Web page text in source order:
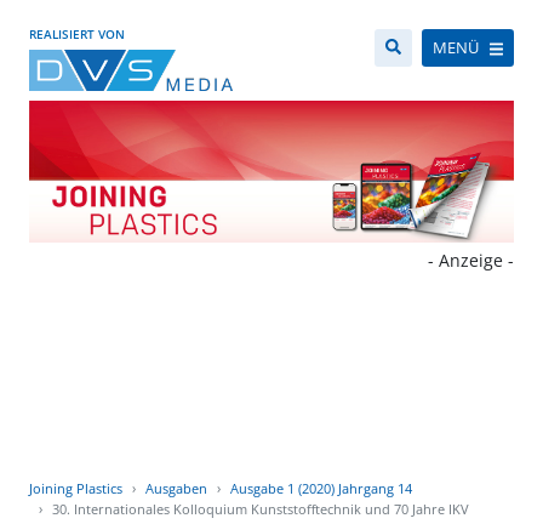
REALISIERT VON
MENÜ
- Anzeige -
Joining Plastics Ausgaben
Ausgabe 1 (2020) Jahrgang 14
30. Internationales Kolloquium Kunststofftechnik und 70 Jahre IKV